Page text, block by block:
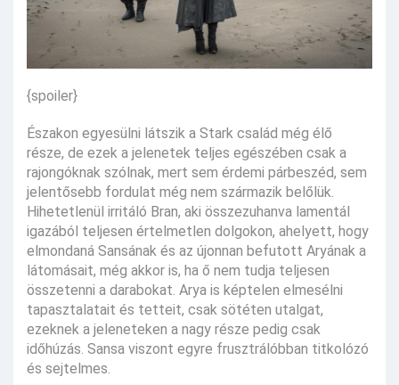
{spoiler}
Északon egyesülni látszik a Stark család még élő
része, de ezek a jelenetek teljes egészében csak a
rajongóknak szólnak, mert sem érdemi párbeszéd, sem
jelentősebb fordulat még nem származik belőlük.
Hihetetlenül irritáló Bran, aki összezuhanva lamentál
igazából teljesen értelmetlen dolgokon, ahelyett, hogy
elmondaná Sansának és az újonnan befutott Aryának a
látomásait, még akkor is, ha ő nem tudja teljesen
összetenni a darabokat. Arya is képtelen elmesélni
tapasztalatait és tetteit, csak sötéten utalgat,
ezeknek a jeleneteken a nagy része pedig csak
időhúzás. Sansa viszont egyre frusztrálóbban titkolózó
és sejtelmes.